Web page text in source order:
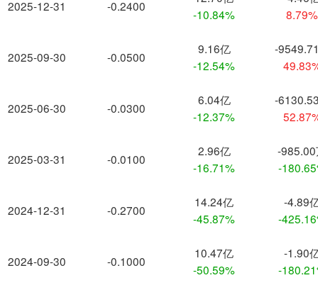
2025-12-31
2025-09-30
2025-06-30
2025-03-31
2024-12-31
2024-09-30
-0.2400
-10.84%
8.79%
-0.0500
9.16亿
-12.54%
-
-0.0300
6.04亿
-12.37%
-
-0.0100
2.96亿
-16.71%
-
-
-0.2700
14.24亿
-45.87%
-4.89
-
-0.1000
10.47亿
-50.59%
-1.90
-